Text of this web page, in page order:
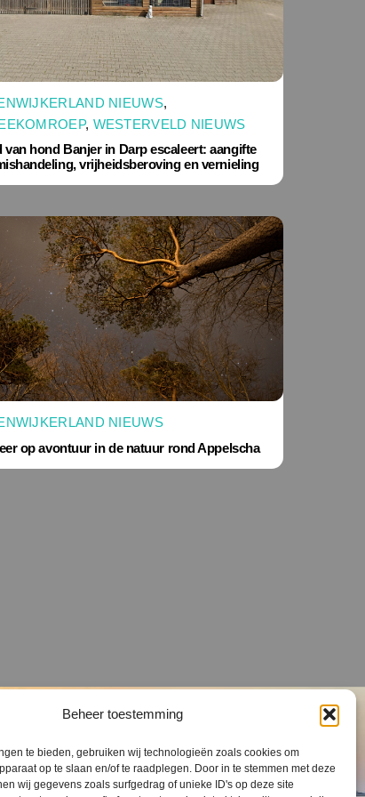
Beheer toestemming
te bieden, gebruiken wij technologieën zoals cookies om
op te slaan en/of te raadplegen. Door in te stemmen met deze
wij gegevens zoals surfgedrag of unieke ID's op deze site
NIEUWS,
, WESTERVELD NIEUWS
van hond Banjer in Darp escaleert: aangifte
vrijheidsberoving en vernieling
NIEUWS
op avontuur in de natuur rond Appelscha